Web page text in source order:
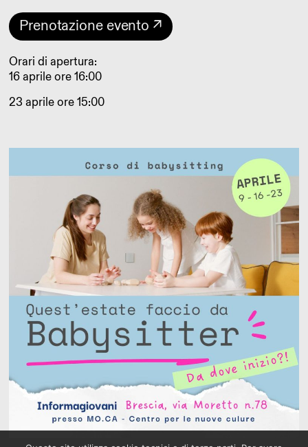
Prenotazione evento ↗
Orari di apertura:
16 aprile ore 16:00
23 aprile ore 15:00